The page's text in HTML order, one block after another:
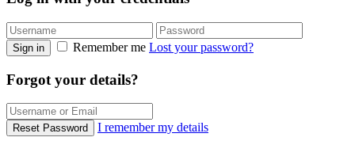
Sign in Remember me Lost your password?
Forgot your details?
Reset Password I remember my details